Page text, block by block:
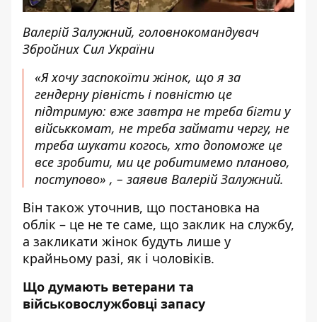
Валерій Залужний, головнокомандувач
Збройних Сил України
«Я хочу заспокоїти жінок, що я за
гендерну рівність і повністю це
підтримую: вже завтра не треба бігти у
військкомат, не треба займати чергу, не
треба шукати когось, хто допоможе це
все зробити, ми це робитимемо планово,
поступово» , – заявив Валерій Залужний.
Він також уточнив, що постановка на
облік – це не те саме, що заклик на службу,
а закликати жінок будуть лише у
крайньому разі, як і чоловіків.
Що думають ветерани та
військовослужбовці запасу